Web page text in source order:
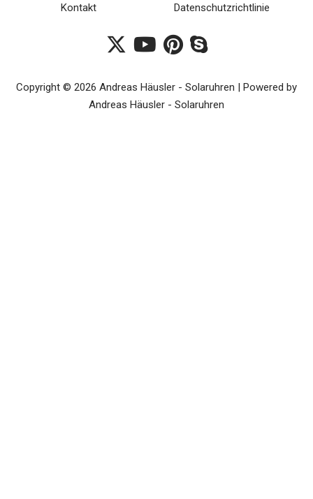
Kontakt Datenschutzrichtlinie
Copyright © 2026 Andreas Häusler - Solaruhren | Powered by
Andreas Häusler - Solaruhren